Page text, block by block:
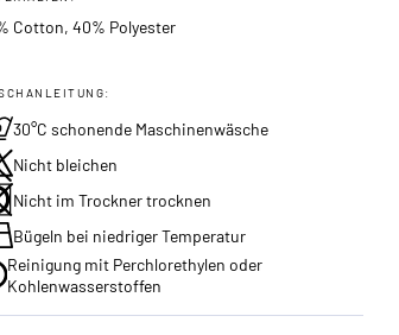
Cotton, 40% Polyester
30°C schonende Maschinenwäsche
Nicht bleichen
Nicht im Trockner trocknen
Bügeln bei niedriger Temperatur
Reinigung mit Perchlorethylen oder
Kohlenwasserstoffen